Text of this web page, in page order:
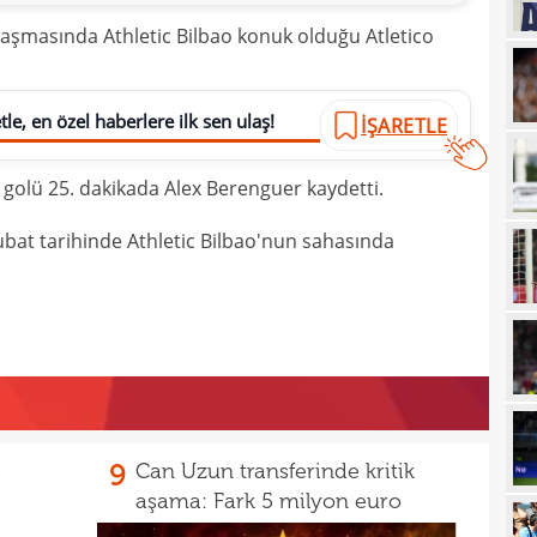
Athletic Bilbao konuk olduğu Atletico
en özel haberlere ilk sen ulaş! İŞARETLE
25. dakikada Alex Berenguer kaydetti.
tarihinde Athletic Bilbao'nun sahasında
9 Can Uzun transferinde kritik
aşama: Fark 5 milyon euro